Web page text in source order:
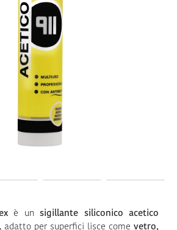
è un sigillante siliconico acetico
, adatto per superfici lisce come vetro,